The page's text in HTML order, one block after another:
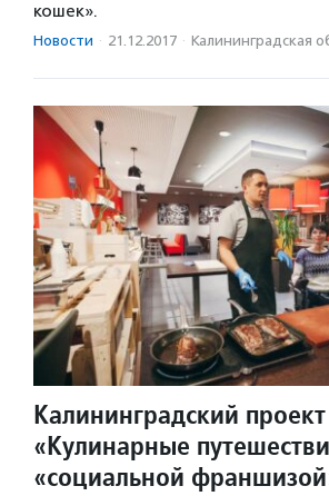
кошек».
Новости · 21.12.2017 · Калининградская
Калининградский проект
«Кулинарные
«социальной